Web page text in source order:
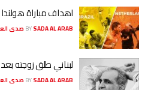
اهداف مباراة هولندا
BYSADA AL ARAB صدى العرب
لبناني طلق زوجته بعد
BYSADA AL ARAB صدى العرب